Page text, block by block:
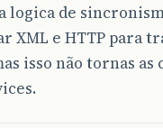
logica de
XML e HTTP para
isso não tornas as